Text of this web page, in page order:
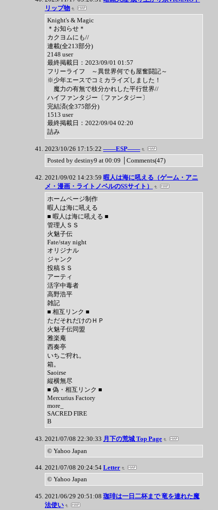
リップ物
Knight's & Magic
＊お知らせ＊
カクヨムにも//
連載(全213部分)
2148 user
最終掲載日：2023/09/01 01:57
フリーライフ ～異世界何でも屋奮闘記～
※少年エースでコミカライズしました！
魔力の有無で枝分かれした平行世界//
ハイファンタジー〔ファンタジー〕
完結済(全375部分)
1513 user
最終掲載日：2022/09/04 02:20
詰み
2023/10/26 17:15:22 ――ESP――
Posted by destiny9 at 00:09 │Comments(47)
2021/09/02 14:23:59 暇人は海に吼える（ゲーム・アニ
メ・漫画・ライトノベルのSSサイト）
ホームページ制作
暇人は海に吼える
■ 暇人は海に吼える ■
管理人ＳＳ
火魅子伝
Fate/stay night
オリジナル
ジャンク
投稿ＳＳ
アーティ
活字中毒者
高野浩平
雑記
■ 相互リンク ■
ただそれだけのＨＰ
火魅子伝同盟
雅楽庵
西奏亭
いちご狩れ。
箱。
Saoirse
縦横無尽
■ 偽・相互リンク ■
Mercurius Factory
more_
SACRED FIRE
B
2021/07/08 22:30:33 月下の荒城 Top Page
© Yahoo Japan
2021/07/08 20:24:54 Letter
© Yahoo Japan
2021/06/29 20:51:08 珈琲は一日二杯まで 竜を連れた魔
法使い